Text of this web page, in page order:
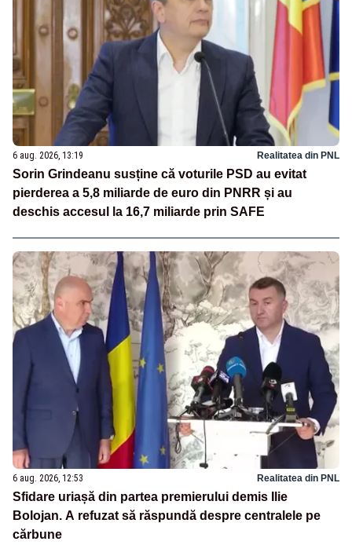
6 aug. 2026, 13:19 Realitatea din PNL
Sorin Grindeanu susține că voturile PSD au evitat
pierderea a 5,8 miliarde de euro din PNRR și au
deschis accesul la 16,7 miliarde prin SAFE
6 aug. 2026, 12:53 Realitatea din PNL
Sfidare uriașă din partea premierului demis Ilie
Bolojan. A refuzat să răspundă despre centralele pe
cărbune